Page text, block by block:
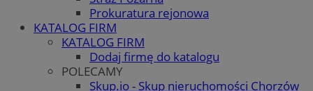
Prokuratura rejonowa
KATALOG FIRM
KATALOG FIRM
Dodaj firmę do katalogu
POLECAMY
Skup.io - Skup nieruchomości Chorzów